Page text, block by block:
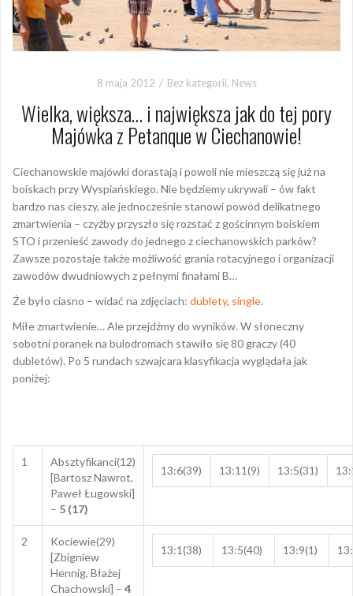
8 maja 2012 Bez kategorii, News
Wielka, większa… i największa jak do tej pory
Majówka z Petanque w Ciechanowie!
Ciechanowskie majówki dorastają i powoli nie mieszczą się już na
boiskach przy Wyspiańskiego. Nie będziemy ukrywali – ów fakt
bardzo nas cieszy, ale jednocześnie stanowi powód delikatnego
zmartwienia – czyżby przyszło się rozstać z gościnnym boiskiem
STO i przenieść zawody do jednego z ciechanowskich parków?
Zawsze pozostaje także możliwość grania rotacyjnego i organizacji
zawodów dwudniowych z pełnymi finałami B…
Że było ciasno – widać na zdjęciach: dublety, single.
Miłe zmartwienie… Ale przejdźmy do wyników. W słoneczny
sobotni poranek na bulodromach stawiło się 80 graczy (40
dubletów). Po 5 rundach szwajcara klasyfikacja wyglądała jak
poniżej:
1
Absztyfikanci(12)
[Bartosz Nawrot,
Paweł Ługowski]
– 5 (17)
13:6(39) 13:11(9) 13:5(31)
2
Kociewie(29)
[Zbigniew
Hennig, Błażej
Chachowski] – 4
13:1(38) 13:5(40) 13:9(1)